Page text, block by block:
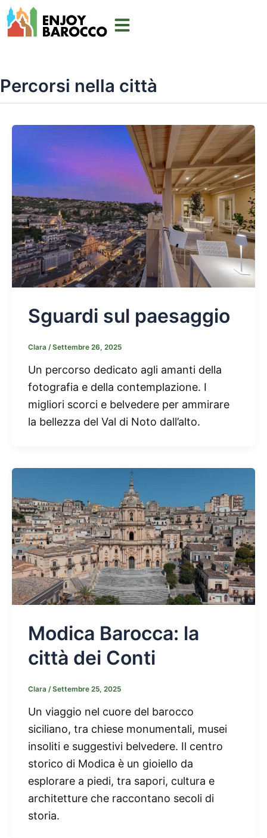
Vai
al
Percorsi nella città
Sguardi sul paesaggio
Clara /Settembre 26, 2025
Un percorso dedicato agli amanti della
fotografia e della contemplazione. I
migliori scorci e belvedere per ammirare
la bellezza del Val di Noto dall’alto.
Modica Barocca: la
città dei Conti
Clara /Settembre 25, 2025
Un viaggio nel cuore del barocco
siciliano, tra chiese monumentali, musei
insoliti e suggestivi belvedere. Il centro
storico di Modica è un gioiello da
esplorare a piedi, tra sapori, cultura e
architetture che raccontano secoli di
storia.